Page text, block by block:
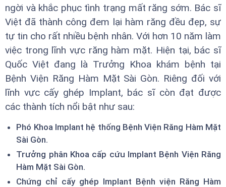
ngời và khắc phục tình trạng mất răng sớm. Bác sĩ
Việt đã thành công đem lại hàm răng đều đẹp, sự
tự tin cho rất nhiều bệnh nhân. Với hơn 10 năm làm
việc trong lĩnh vực răng hàm mặt. Hiện tại, bác sĩ
Quốc Việt đang là Trưởng Khoa khám bệnh tại
Bệnh Viện Răng Hàm Mặt Sài Gòn. Riêng đối với
lĩnh vực cấy ghép Implant, bác sĩ còn đạt được
các thành tích nổi bật như sau:
Phó Khoa Implant hệ thống Bệnh Viện Răng Hàm Mặt
Sài Gòn.
Trưởng phân Khoa cấp cứu Implant Bệnh Viện Răng
Hàm Mặt Sài Gòn.
Chứng chỉ cấy ghép Implant Bệnh viện Răng Hàm